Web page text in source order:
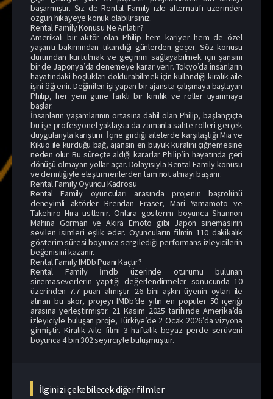
başarmıştır. Siz de Rental Family izle alternatifi üzerinden
özgün hikayeye konuk olabilirsiniz.
Rental Family Konusu Ne Anlatır?
Amerikalı bir aktör olan Philip hem kariyer hem de özel
yaşantı bakımından tıkandığı günlerden geçer. Söz konusu
durumdan kurtulmak ve geçimini sağlayabilmek için şansını
bir de Japonya’da denemeye karar verir. Tokyo’da insanların
hayatındaki boşlukları doldurabilmek için kullandığı kiralık aile
işini öğrenir. Değinilen işi yapan bir ajansta çalışmaya başlayan
Philip, her yeni güne farklı bir kimlik ve roller uyanmaya
başlar.
İnsanların yaşamlarının ortasına dahil olan Philip, başlangıçta
bu işe profesyonel yaklaşsa da zamanla sahte rolleri gerçek
duygularıyla karıştırır. İçine girdiği ailelerde karşılaştığı Mia ve
Kikuo ile kurduğu bağ, ajansın en büyük kuralını çiğnemesine
neden olur. Bu süreçte aldığı kararlar Philip’in hayatında geri
dönüşü olmayan yollar açar. Dolayısıyla Rental Family konusu
ve derinliğiyle eleştirmenlerden tam not almayı başarır.
Rental Family Oyuncu Kadrosu
Rental Family oyuncuları arasında projenin başrolünü
deneyimli aktörler Brendan Fraser, Mari Yamamoto ve
Takehiro Hira üstlenir. Onlara gösterim boyunca Shannon
Mahina Gorman ve Akira Emoto gibi Japon sinemasının
sevilen isimleri eşlik eder. Oyuncuların filmin 110 dakikalık
gösterim süresi boyunca sergilediği performans izleyicilerin
beğenisini kazanır.
Rental Family IMDb Puanı Kaçtır?
Rental Family İmdb üzerinde oturumu bulunan
sinemaseverlerin yaptığı değerlendirmeler sonucunda 10
üzerinden 7.7 puan almıştır. 26 bini aşkın üyenin oyları ile
alınan bu skor, projeyi IMDb’de yılın en popüler 50 içeriği
arasına yerleştirmiştir. 21 Kasım 2025 tarihinde Amerika’da
izleyiciyle buluşan proje, Türkiye’de 2 Ocak 2026’da vizyona
girmiştir. Kiralık Aile filmi 3 haftalık beyaz perde serüveni
boyunca 4 bin 302 seyirciyle buluşmuştur.
İlginizi çekebilecek diğer filmler